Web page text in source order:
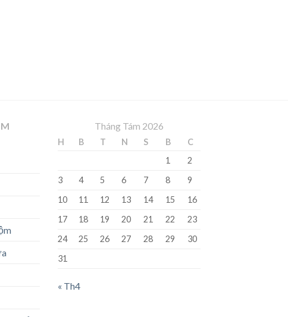
Tháng Tám 2026
H B T N S B
C
1
2
3
4 5 6 7 8
9
10
11 12 13 14 15
16
17
18 19 20 21 22
23
24
25 26 27 28 29
30
31
« Th4